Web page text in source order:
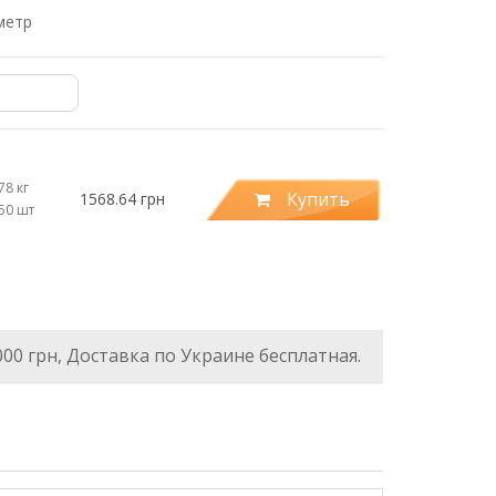
кг
шт
1568.64 грн Купить
грн, Доставка по Украине бесплатная.